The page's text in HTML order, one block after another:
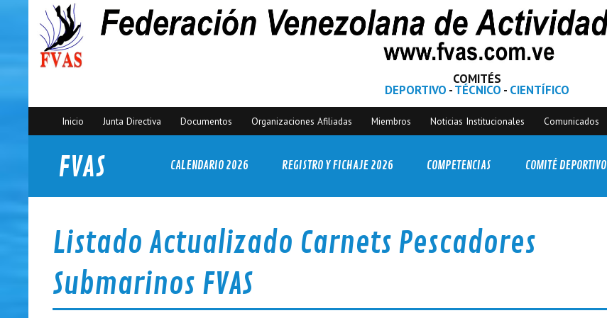
COMITÉS
DEPORTIVO -TÉCNICO - CIENTÍFICO
Inicio Junta Directiva Documentos Organizaciones Afiliadas Miembros Noticias Institucionales Comunicados
FVAS
Federación Venezolana de Actividades Subacuáticas
CALENDARIO 2026 REGISTRO Y FICHAJE 2026 COMPETENCIAS COMITÉ DEPORTIVO
Listado Actualizado Carnets Pescadores
Submarinos FVAS